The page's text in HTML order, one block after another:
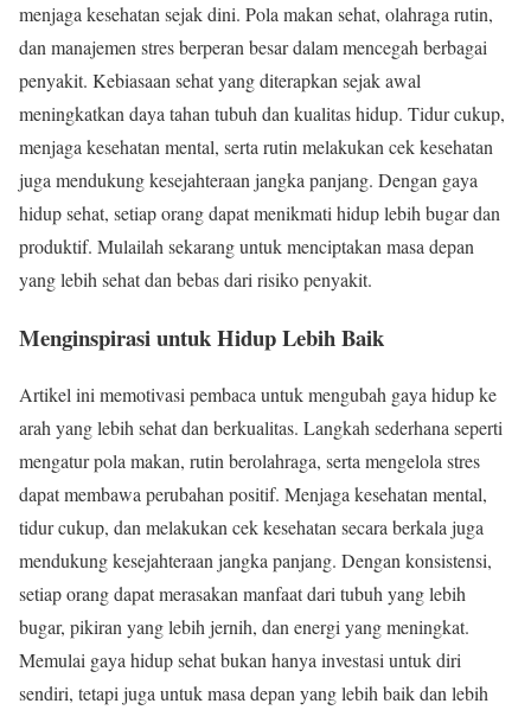
menjaga kesehatan sejak dini. Pola makan sehat, olahraga rutin,
dan manajemen stres berperan besar dalam mencegah berbagai
penyakit. Kebiasaan sehat yang diterapkan sejak awal
meningkatkan daya tahan tubuh dan kualitas hidup. Tidur cukup,
menjaga kesehatan mental, serta rutin melakukan cek kesehatan
juga mendukung kesejahteraan jangka panjang. Dengan gaya
hidup sehat, setiap orang dapat menikmati hidup lebih bugar dan
produktif. Mulailah sekarang untuk menciptakan masa depan
yang lebih sehat dan bebas dari risiko penyakit.
Menginspirasi untuk Hidup Lebih Baik
Artikel ini memotivasi pembaca untuk mengubah gaya hidup ke
arah yang lebih sehat dan berkualitas. Langkah sederhana seperti
mengatur pola makan, rutin berolahraga, serta mengelola stres
dapat membawa perubahan positif. Menjaga kesehatan mental,
tidur cukup, dan melakukan cek kesehatan secara berkala juga
mendukung kesejahteraan jangka panjang. Dengan konsistensi,
setiap orang dapat merasakan manfaat dari tubuh yang lebih
bugar, pikiran yang lebih jernih, dan energi yang meningkat.
Memulai gaya hidup sehat bukan hanya investasi untuk diri
sendiri, tetapi juga untuk masa depan yang lebih baik dan lebih